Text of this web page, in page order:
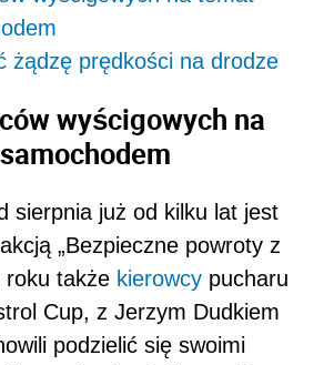
żądzę prędkości na drodze
wyścigowych na
sierpnia już od kilku lat jest
„Bezpieczne powroty z
roku także kierowcy pucharu
Cup, z Jerzym Dudkiem
podzielić się swoimi